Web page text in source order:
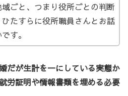
ごと、つまり役所ごとの判断
たすらに役所職員さんとお話
す。
だが生計を一にしている実態か
労証明や情報書類を埋める必要